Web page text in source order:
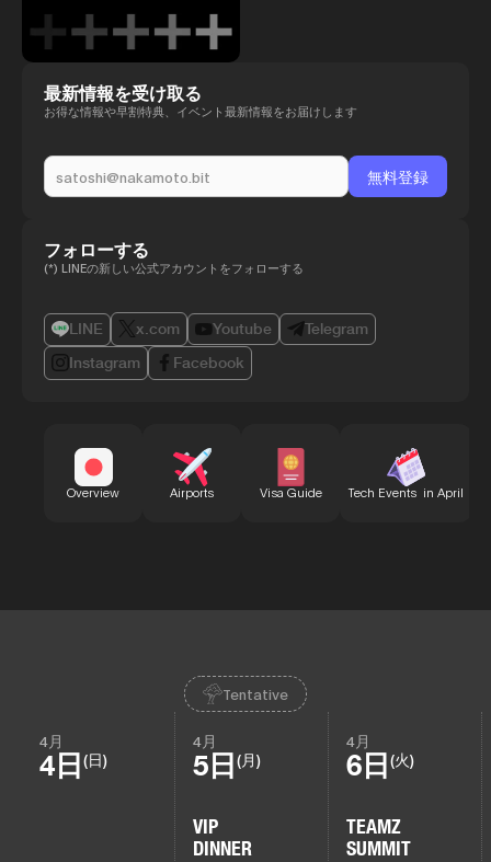
最新情報を受け取る
お得な情報や早割特典、イベント最新情報をお届けします
フォローする
(*) LINEの新しい公式アカウントをフォローする
LINE x.com Youtube
Telegram
Instagram
Facebook
Overview Airports Visa Guide Tech Events in April
Tentative
4月
4日 (日)
4月
5日 (月)
VIP
DINNER
4月
6日 (火)
TEAMZ
SUMMIT